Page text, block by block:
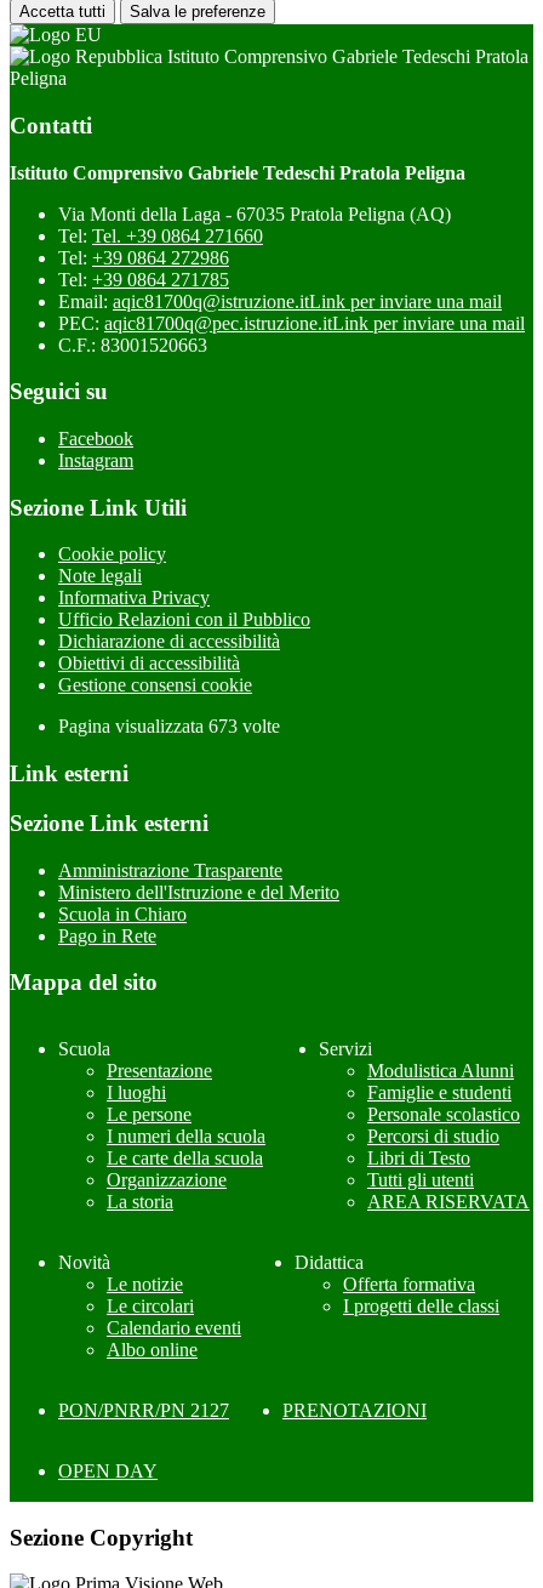
Accetta tutti Salva le preferenze
Istituto Comprensivo Gabriele Tedeschi Pratola
Peligna
Contatti
Istituto Comprensivo Gabriele Tedeschi Pratola Peligna
Via Monti della Laga - 67035 Pratola Peligna (AQ)
Tel: Tel. +39 0864 271660
Tel: +39 0864 272986
Tel: +39 0864 271785
Email: aqic81700q@istruzione.itLink per inviare una mail
PEC: aqic81700q@pec.istruzione.itLink per inviare una mail
C.F.: 83001520663
Seguici su
Facebook
Instagram
Sezione Link Utili
Cookie policy
Note legali
Informativa Privacy
Ufficio Relazioni con il Pubblico
Dichiarazione di accessibilità
Obiettivi di accessibilità
Gestione consensi cookie
Pagina visualizzata 673 volte
Link esterni
Sezione Link esterni
Amministrazione Trasparente
Ministero dell'Istruzione e del Merito
Scuola in Chiaro
Pago in Rete
Mappa del sito
Scuola
Presentazione
I luoghi
Le persone
I numeri della scuola
Le carte della scuola
Organizzazione
La storia
Servizi
Modulistica Alunni
Famiglie e studenti
Personale scolastico
Percorsi di studio
Libri di Testo
Tutti gli utenti
AREA RISERVATA
Novità
Le notizie
Le circolari
Calendario eventi
Albo online
Didattica
Offerta formativa
I progetti delle classi
PON/PNRR/PN 2127 PRENOTAZIONI
OPEN DAY
Sezione Copyright